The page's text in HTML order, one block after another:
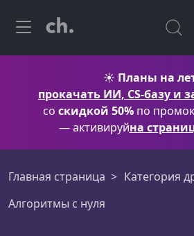
☀️ Планы на
прокачать ИИ, CS-базу и
со скидкой 50% по
— активируйна
Главная страница
Категория
Алгоритмы с нуля